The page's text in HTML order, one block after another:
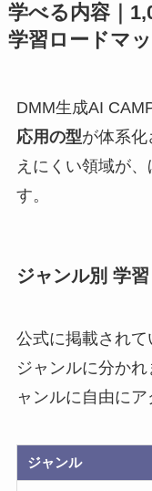
学べる内容｜
学習ロードマ
DMM生成AI
応用の型が体系
えにくい領域が
す。
ジャンル別 学
公式に掲載され
ジャンルに分か
ャンルに自由にア
ジャンル